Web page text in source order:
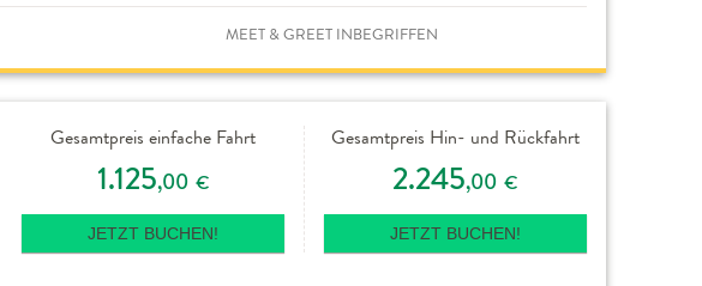
MEET & GREET INBEGRIFFEN
Gesamtpreis einfache Fahrt
1.125,00 €
JETZT BUCHEN!
Gesamtpreis Hin- und Rückfahrt
2.245,00 €
JETZT BUCHEN!